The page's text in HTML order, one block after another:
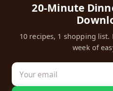
20-Minute
10 recipes, 1 shopping
week of